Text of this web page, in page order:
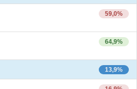
59,0%
64,9%
13,9%